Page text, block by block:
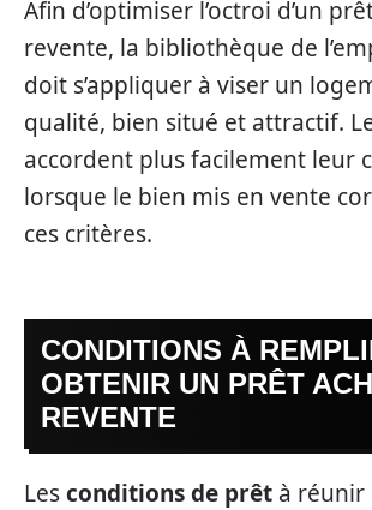
Afin d’optimiser l’octroi d’un
revente, la bibliothèque de
doit s’appliquer à viser un
qualité, bien situé et attractif.
accordent plus facilement leur
lorsque le bien mis en vente
ces critères.
CONDITIONS À
OBTENIR UN PRÊT
REVENTE
Lesconditions de prêt à